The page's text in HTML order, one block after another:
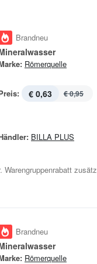
Brandneu
Römerquelle
€ 0,63 € 0,95
BILLA PLUS
Warengruppenrabatt
Brandneu
Römerquelle